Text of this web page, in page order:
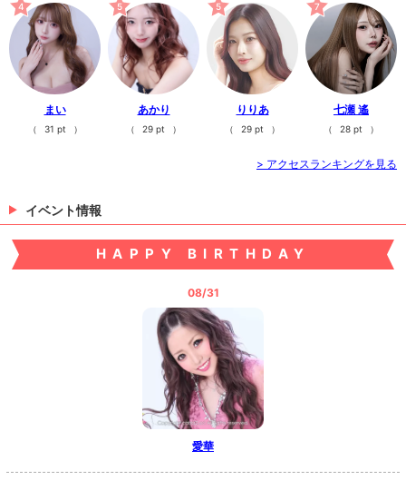
4
まい
（ 31 pt ）
5
あかり
（ 29 pt ）
5
りりあ
（ 29 pt ）
7
七瀬 遙
（ 28 pt ）
> アクセスランキングを見る
イベント情報
HAPPY BIRTHDAY
08/31
愛華